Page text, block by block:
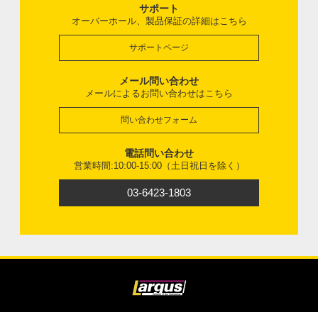
サポート
オーバーホール、製品保証の詳細はこちら
サポートページ
メール問い合わせ
メールによるお問い合わせはこちら
問い合わせフォーム
電話問い合わせ
営業時間:10:00-15:00（土日祝日を除く）
03-6423-1803